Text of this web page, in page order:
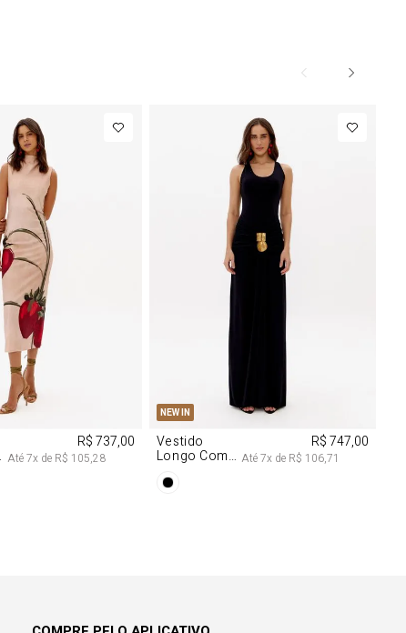
M
R$ 737,00
Até7x de R$ 105,28
NEW IN
PP M
Vestido
Longo Com
Na Frente
R$ 747,00
Até7x de R$ 106,71